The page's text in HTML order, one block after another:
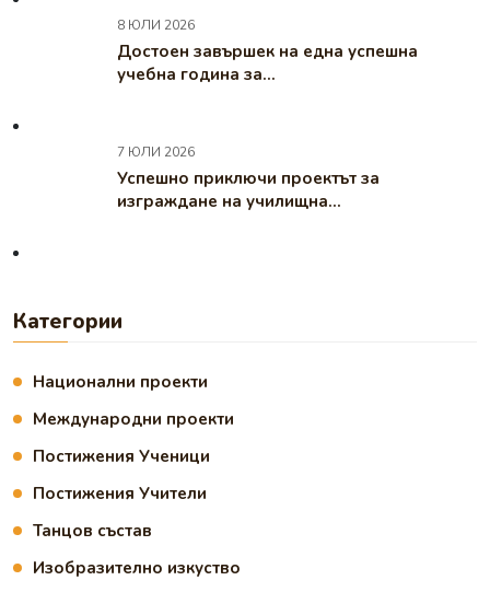
8 ЮЛИ 2026
Достоен завършек на една успешна
учебна година за...
7 ЮЛИ 2026
Успешно приключи проектът за
изграждане на училищна...
Категории
Национални проекти
Международни проекти
Постижения Ученици
Постижения Учители
Танцов състав
Изобразително изкуство